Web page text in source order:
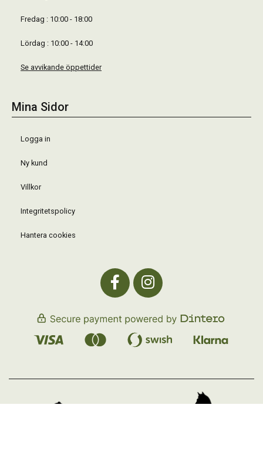
Fredag : 10:00 - 18:00
Lördag : 10:00 - 14:00
Se avvikande öppettider
Mina Sidor
Logga in
Ny kund
Villkor
Integritetspolicy
Hantera cookies